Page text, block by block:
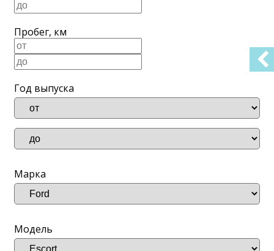
Пробег, км
Год выпуска
Марка
Модель